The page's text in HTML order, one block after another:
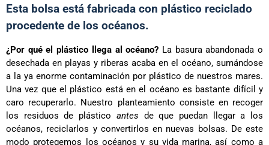
Esta bolsa está fabricada con plástico reciclado
procedente de los océanos.
¿Por qué el plástico llega al océano? La basura abandonada o
desechada en playas y riberas acaba en el océano, sumándose
a la ya enorme contaminación por plástico de nuestros mares.
Una vez que el plástico está en el océano es bastante difícil y
caro recuperarlo. Nuestro planteamiento consiste en recoger
los residuos de plástico antes de que puedan llegar a los
océanos, reciclarlos y convertirlos en nuevas bolsas. De este
modo protegemos los océanos y su vida marina, así como a